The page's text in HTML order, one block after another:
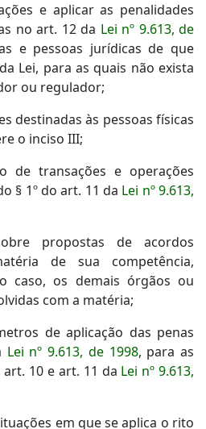
e aplicar as penalidades
no art. 12 da Lei nº 9.613, de
e pessoas jurídicas de que
Lei, para as quais não exista
ou regulador;
destinadas às pessoas físicas
o inciso III;
de transações e operações
§ 1º do art. 11 da Lei nº 9.613,
propostas de acordos
de sua competência,
caso, os demais órgãos ou
com a matéria;
de aplicação das penas
Lei nº 9.613, de 1998, para as
10 e art. 11 da Lei nº 9.613,
em que se aplica o rito